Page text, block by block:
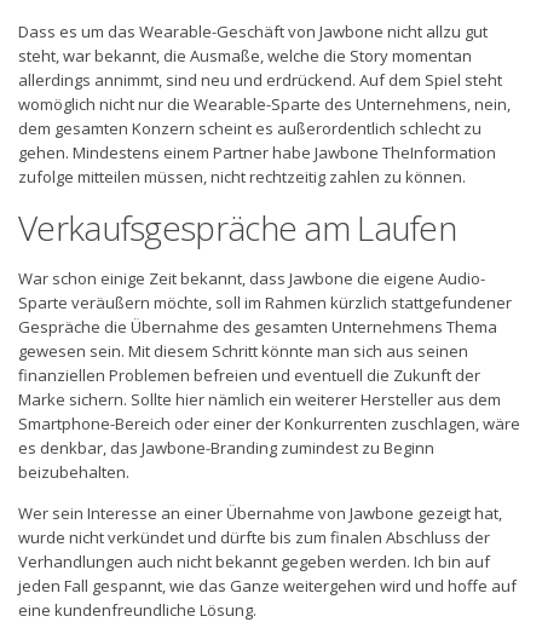
Dass es um das Wearable-Geschäft von Jawbone nicht allzu gut
steht, war bekannt, die Ausmaße, welche die Story momentan
allerdings annimmt, sind neu und erdrückend. Auf dem Spiel steht
womöglich nicht nur die Wearable-Sparte des Unternehmens, nein,
dem gesamten Konzern scheint es außerordentlich schlecht zu
gehen. Mindestens einem Partner habe Jawbone TheInformation
zufolge mitteilen müssen, nicht rechtzeitig zahlen zu können.
Verkaufsgespräche am Laufen
War schon einige Zeit bekannt, dass Jawbone die eigene Audio-
Sparte veräußern möchte, soll im Rahmen kürzlich stattgefundener
Gespräche die Übernahme des gesamten Unternehmens Thema
gewesen sein. Mit diesem Schritt könnte man sich aus seinen
finanziellen Problemen befreien und eventuell die Zukunft der
Marke sichern. Sollte hier nämlich ein weiterer Hersteller aus dem
Smartphone-Bereich oder einer der Konkurrenten zuschlagen, wäre
es denkbar, das Jawbone-Branding zumindest zu Beginn
beizubehalten.
Wer sein Interesse an einer Übernahme von Jawbone gezeigt hat,
wurde nicht verkündet und dürfte bis zum finalen Abschluss der
Verhandlungen auch nicht bekannt gegeben werden. Ich bin auf
jeden Fall gespannt, wie das Ganze weitergehen wird und hoffe auf
eine kundenfreundliche Lösung.